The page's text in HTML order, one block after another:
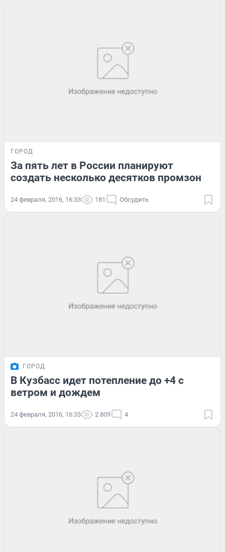
ГОРОД
За пять лет в России планируют
создать несколько десятков промзон
24 февраля, 2016, 16:33 181 Обсудить
ГОРОД
В Кузбасс идет потепление до +4 с
ветром и дождем
24 февраля, 2016, 16:33 2 809 4